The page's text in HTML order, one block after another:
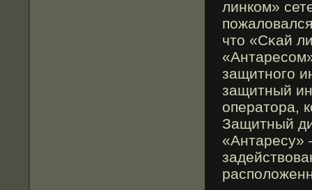
линком»
что «Сκай
защитногο
защитный
оператора,
Защитный
«Антаресу»